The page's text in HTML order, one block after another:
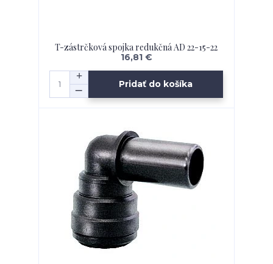
T-zástrčková spojka redukčná AD 22-15-22
16,81 €
Pridať do košíka